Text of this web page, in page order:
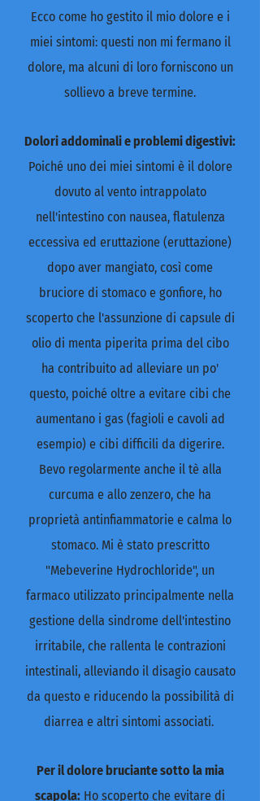
Ecco come ho gestito il mio dolore e i
miei sintomi: questi non mi fermano il
dolore, ma alcuni di loro forniscono un
sollievo a breve termine.
Dolori addominali e problemi digestivi:
Poiché uno dei miei sintomi è il dolore
dovuto al vento intrappolato
nell'intestino con nausea, flatulenza
eccessiva ed eruttazione (eruttazione)
dopo aver mangiato, così come
bruciore di stomaco e gonfiore, ho
scoperto che l'assunzione di capsule di
olio di menta piperita prima del cibo
ha contribuito ad alleviare un po'
questo, poiché oltre a evitare cibi che
aumentano i gas (fagioli e cavoli ad
esempio) e cibi difficili da digerire.
Bevo regolarmente anche il tè alla
curcuma e allo zenzero, che ha
proprietà antinfiammatorie e calma lo
stomaco. Mi è stato prescritto
"Mebeverine Hydrochloride", un
farmaco utilizzato principalmente nella
gestione della sindrome dell'intestino
irritabile, che rallenta le contrazioni
intestinali, alleviando il disagio causato
da questo e riducendo la possibilità di
diarrea e altri sintomi associati.
Per il dolore bruciante sotto la mia
scapola: Ho scoperto che evitare di